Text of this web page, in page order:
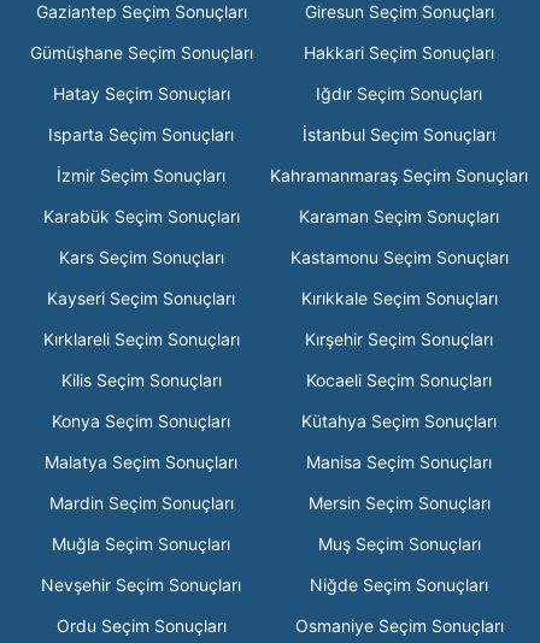
Gaziantep Seçim Sonuçları
Giresun Seçim Sonuçları
Gümüşhane Seçim Sonuçları
Hakkari Seçim Sonuçları
Hatay Seçim Sonuçları
Iğdır Seçim Sonuçları
Isparta Seçim Sonuçları
İstanbul Seçim Sonuçları
İzmir Seçim Sonuçları
Kahramanmaraş Seçim Sonuçları
Karabük Seçim Sonuçları
Karaman Seçim Sonuçları
Kars Seçim Sonuçları
Kastamonu Seçim Sonuçları
Kayseri Seçim Sonuçları
Kırıkkale Seçim Sonuçları
Kırklareli Seçim Sonuçları
Kırşehir Seçim Sonuçları
Kilis Seçim Sonuçları
Kocaeli Seçim Sonuçları
Konya Seçim Sonuçları
Kütahya Seçim Sonuçları
Malatya Seçim Sonuçları
Manisa Seçim Sonuçları
Mardin Seçim Sonuçları
Mersin Seçim Sonuçları
Muğla Seçim Sonuçları
Muş Seçim Sonuçları
Nevşehir Seçim Sonuçları
Niğde Seçim Sonuçları
Ordu Seçim Sonuçları
Osmaniye Seçim Sonuçları